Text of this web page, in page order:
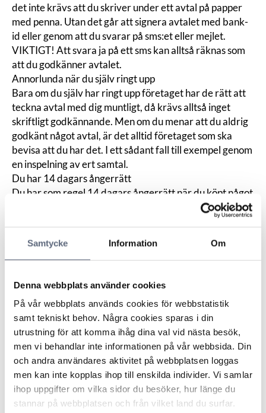
Samtycke Information Om
Denna webbplats använder cookies
På vår webbplats används cookies för webbstatistik
samt tekniskt behov. Några cookies sparas i din
utrustning för att komma ihåg dina val vid nästa besök,
men vi behandlar inte informationen på vår webbsida. Din
och andra användares aktivitet på webbplatsen loggas
men kan inte kopplas ihop till enskilda individer. Vi samlar
ihop uppgifter om vilka sidor du besöker, hur länge du
stannar på webbplatsen och från vilket land du surfar.
det inte krävs att du skriver under ett avtal på papper
med penna. Utan det går att signera avtalet med bank-
id eller genom att du svarar på sms:et eller mejlet.
VIKTIGT! Att svara ja på ett sms kan alltså räknas som
att du godkänner avtalet.
Annorlunda när du själv ringt upp
Bara om du själv har ringt upp företaget har de rätt att
teckna avtal med dig muntligt, då krävs alltså inget
skriftligt godkännande. Men om du menar att du aldrig
godkänt något avtal, är det alltid företaget som ska
bevisa att du har det. I ett sådant fall till exempel genom
en inspelning av ert samtal.
Du har 14 dagars ångerrätt
Du har som regel 14 dagars ångerrätt när du köpt något
”på distans”. Till distansköp räknas bland annat köp via
telefon. Har du tackat ja kan du alltså oftast ångra dig.
ångerrätten i samband med att du tackade ja, har du
rätt till längre tid. Det finns undantag från ångerrätten,
Tips vid telefonförsäljning:
Är du inte intresserad? Säg bara nej tack och lägg på
luren.
Är du osäker på vem som ringt upp dig? Fråga! Säljare
är skyldiga att uppge varifrån de ringer och varför.
Anteckna namnet på den du pratar med.
Om säljaren har fått dig att signera avtalet under
säljsamtalet så är inte avtalet giltigt och du behöver
därmed inte betala något. Den skriftliga signeringen